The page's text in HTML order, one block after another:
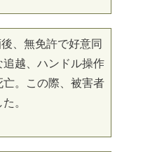
、無免許で好意同
越、ハンドル操作
。この際、被害者
。